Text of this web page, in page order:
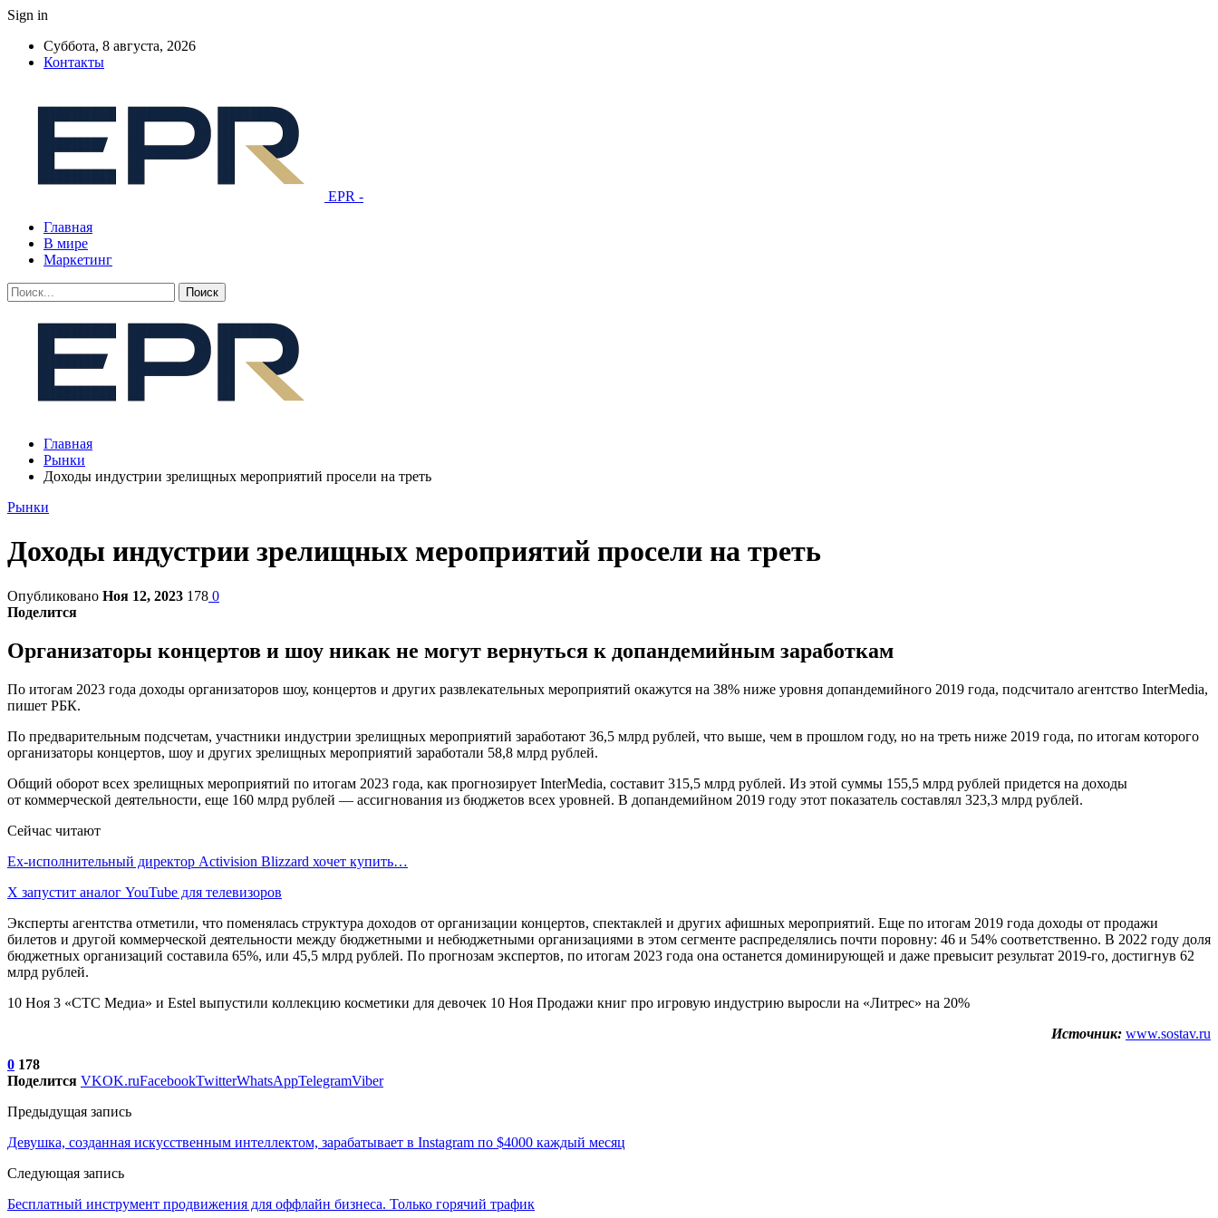
Sign in
Суббота, 8 августа, 2026
Контакты
EPR -
Главная
В мире
Маркетинг
Главная
Рынки
Доходы индустрии зрелищных мероприятий просели на треть
Рынки
Доходы индустрии зрелищных мероприятий просели на треть
Опубликовано Ноя 12, 2023 178 0
Поделится
Организаторы концертов и шоу никак не могут вернуться к допандемийным заработкам
По итогам 2023 года доходы организаторов шоу, концертов и других развлекательных мероприятий окажутся на 38% ниже уровня допандемийного 2019 года, подсчитало агентство InterMedia,
пишет РБК.
По предварительным подсчетам, участники индустрии зрелищных мероприятий заработают 36,5 млрд рублей, что выше, чем в прошлом году, но на треть ниже 2019 года, по итогам которого
организаторы концертов, шоу и других зрелищных мероприятий заработали 58,8 млрд рублей.
Общий оборот всех зрелищных мероприятий по итогам 2023 года, как прогнозирует InterMedia, составит 315,5 млрд рублей. Из этой суммы 155,5 млрд рублей придется на доходы
от коммерческой деятельности, еще 160 млрд рублей — ассигнования из бюджетов всех уровней. В допандемийном 2019 году этот показатель составлял 323,3 млрд рублей.
Сейчас читают
Ex-исполнительный директор Activision Blizzard хочет купить…
X запустит аналог YouTube для телевизоров
Эксперты агентства отметили, что поменялась структура доходов от организации концертов, спектаклей и других афишных мероприятий. Еще по итогам 2019 года доходы от продажи
билетов и другой коммерческой деятельности между бюджетными и небюджетными организациями в этом сегменте распределялись почти поровну: 46 и 54% соответственно. В 2022 году доля
бюджетных организаций составила 65%, или 45,5 млрд рублей. По прогнозам экспертов, по итогам 2023 года она останется доминирующей и даже превысит результат 2019-го, достигнув 62
млрд рублей.
10 Ноя 3 «СТС Медиа» и Estel выпустили коллекцию косметики для девочек 10 Ноя Продажи книг про игровую индустрию выросли на «Литрес» на 20%
Источник: www.sostav.ru
0 178
Поделится VKOK.ruFacebookTwitterWhatsAppTelegramViber
Предыдущая запись
Девушка, созданная искусственным интеллектом, зарабатывает в Instagram по $4000 каждый месяц
Следующая запись
Бесплатный инструмент продвижения для оффлайн бизнеса. Только горячий трафик